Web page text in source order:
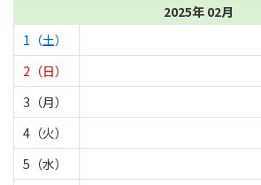
2025年 02月
1（土）
2（日）
3（月）
4（火）
5（水）